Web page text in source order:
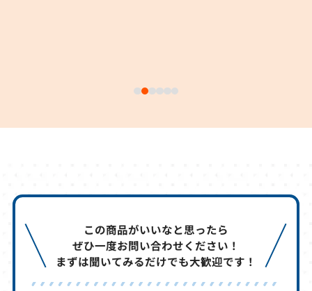
この商品がいいなと思ったら
ぜひ一度お問い合わせください！
まずは聞いてみるだけでも大歓迎です！